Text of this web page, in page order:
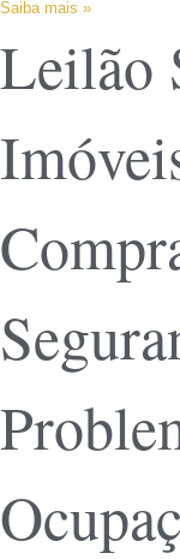
Saiba mais »
Leilão